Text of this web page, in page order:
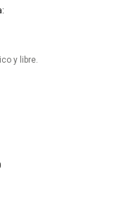
y libre.